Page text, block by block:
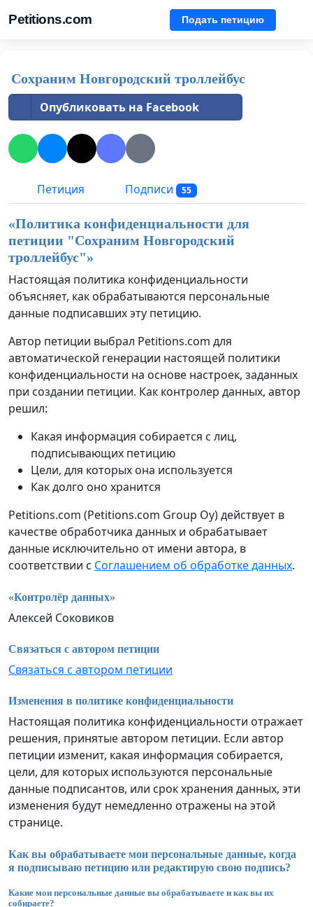
Petitions.com Подать петицию
Сохраним Новгородский троллейбус
Опубликовать на Facebook
Петиция Подписи 55
«Политика конфиденциальности для
петиции "Сохраним Новгородский
троллейбус"»
Настоящая политика конфиденциальности
объясняет, как обрабатываются персональные
данные подписавших эту петицию.
Автор петиции выбрал Petitions.com для
автоматической генерации настоящей политики
конфиденциальности на основе настроек, заданных
при создании петиции. Как контролер данных, автор
решил:
Какая информация собирается с лиц,
подписывающих петицию
Цели, для которых она используется
Как долго оно хранится
Petitions.com (Petitions.com Group Oy) действует в
качестве обработчика данных и обрабатывает
данные исключительно от имени автора, в
соответствии с Соглашением об обработке данных.
«Контролёр данных»
Алексей Соковиков
Связаться с автором петиции
Связаться с автором петиции
Изменения в политике конфиденциальности
Настоящая политика конфиденциальности отражает
решения, принятые автором петиции. Если автор
петиции изменит, какая информация собирается,
цели, для которых используются персональные
данные подписантов, или срок хранения данных, эти
изменения будут немедленно отражены на этой
странице.
Как вы обрабатываете мои персональные данные, когда
я подписываю петицию или редактирую свою подпись?
Какие мои персональные данные вы обрабатываете и как вы их
собираете?